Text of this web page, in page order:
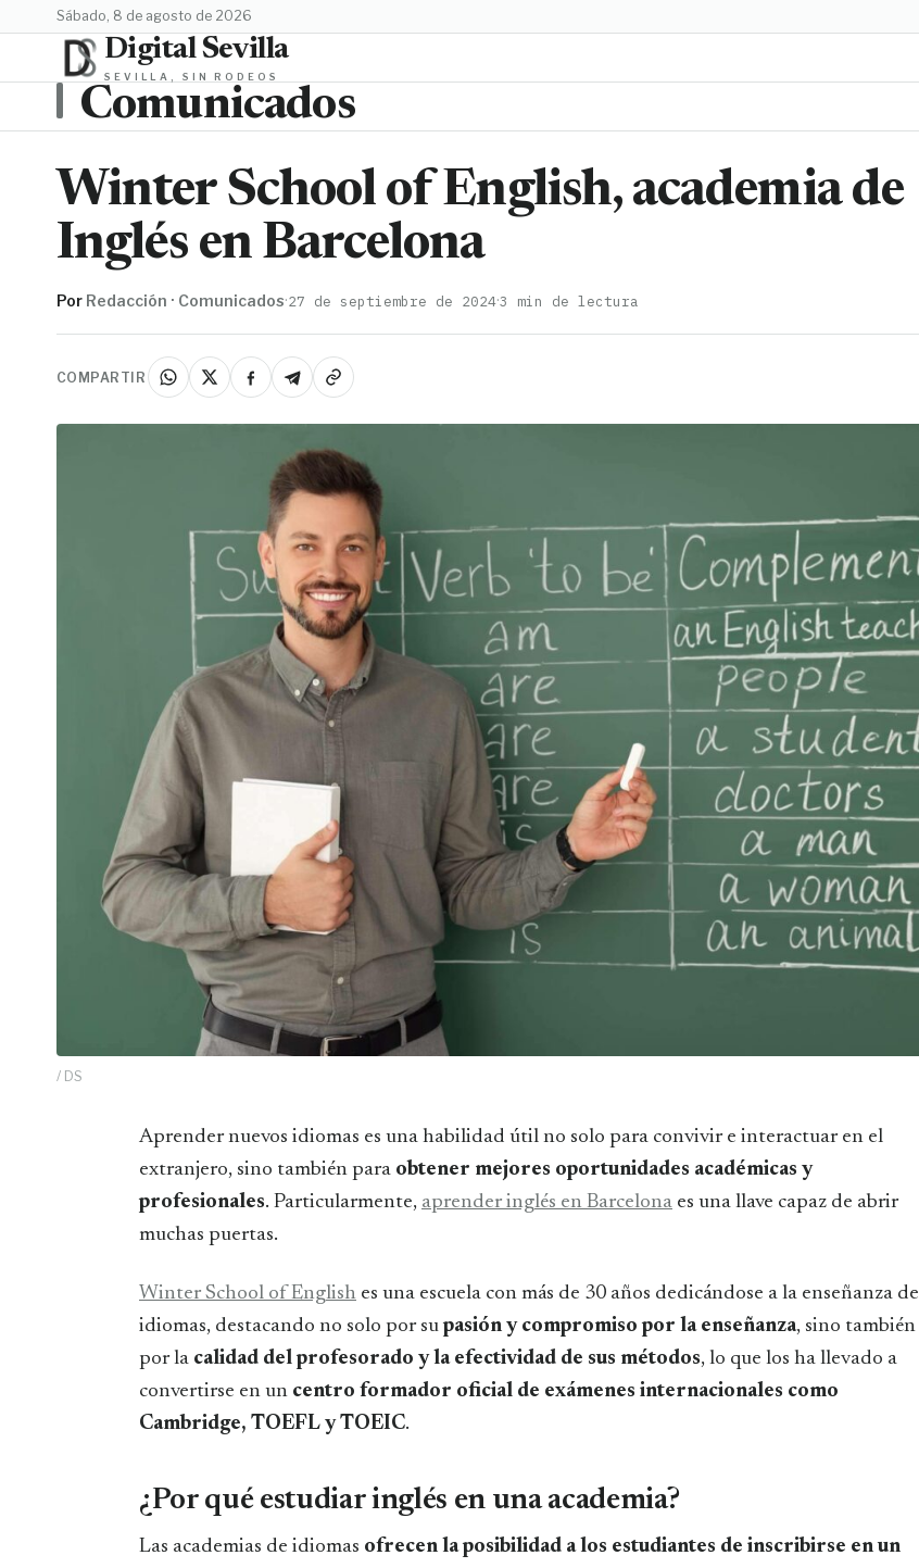
sábado, 8 de agosto de 2026
Digital Sevilla
SEVILLA, SIN RODEOS
Comunicados
Winter School of English, academia de
Inglés en Barcelona
Por Redacción · Comunicados·27 de septiembre de 2024·3 min de lectura
COMPARTIR
/ DS
Aprender nuevos idiomas es una habilidad útil no solo para convivir e interactuar en el
extranjero, sino también para obtener mejores oportunidades académicas y
profesionales. Particularmente, aprender inglés en Barcelona es una llave capaz de abrir
muchas puertas.
Winter School of English es una escuela con más de 30 años dedicándose a la enseñanza de
idiomas, destacando no solo por supasión y compromiso por la enseñanza, sino también
por la calidad del profesorado y la efectividad de sus métodos, lo que los ha llevado a
convertirse en un centro formador oficial de exámenes internacionales como
Cambridge, TOEFL y TOEIC.
¿Por qué estudiar inglés en una academia?
Las academias de idiomas ofrecen la posibilidad a los estudiantes de inscribirse en un